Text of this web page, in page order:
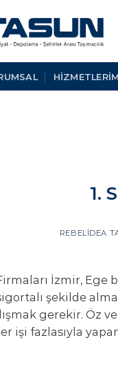
1.
REBELIDEA
Firmaları İzmir,
şekilde
gerekir. Öz
işi fazlasıyla